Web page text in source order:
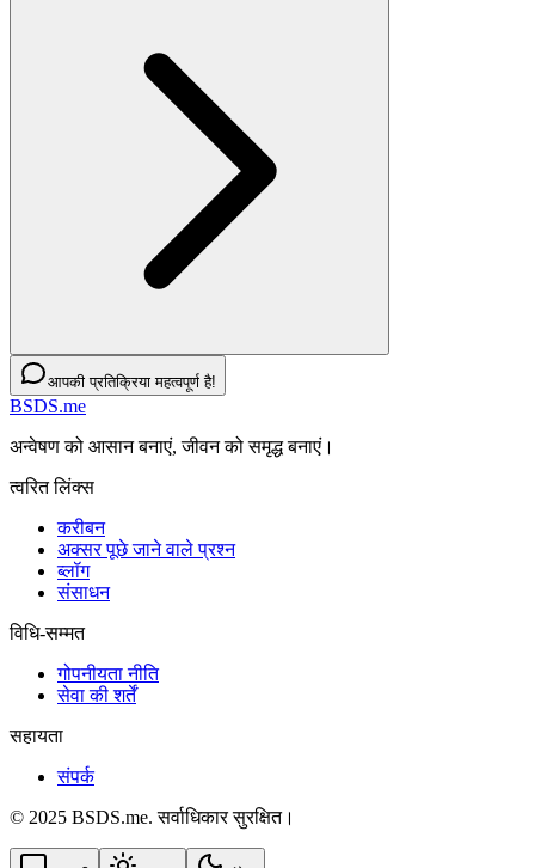
आपकी प्रतिक्रिया महत्वपूर्ण है!
BSDS.me
अन्वेषण को आसान बनाएं, जीवन को समृद्ध बनाएं।
त्वरित लिंक्स
करीबन
अक्सर पूछे जाने वाले प्रश्न
ब्लॉग
संसाधन
विधि-सम्‍मत
गोपनीयता नीति
सेवा की शर्तें
सहायता
संपर्क
© 2025 BSDS.me. सर्वाधिकार सुरक्षित।